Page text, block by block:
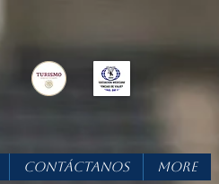
Contáctanos More